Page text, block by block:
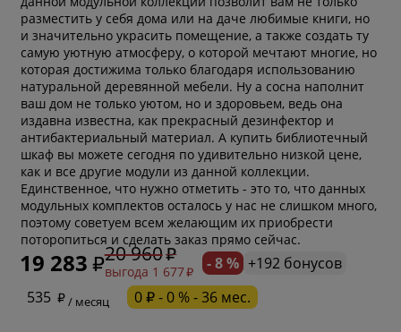
разместить у себя дома или на даче любимые книги, но
и значительно украсить помещение, а также создать ту
самую уютную атмосферу, о которой мечтают многие, но
которая достижима только благодаря использованию
натуральной деревянной мебели. Ну а сосна наполнит
ваш дом не только уютом, но и здоровьем, ведь она
издавна известна, как прекрасный дезинфектор и
антибактериальный материал. А купить библиотечный
шкаф вы можете сегодня по удивительно низкой цене,
как и все другие модули из данной коллекции.
Единственное, что нужно отметить - это то, что данных
модульных комплектов осталось у нас не слишком много,
поэтому советуем всем желающим их приобрести
поторопиться и сделать заказ прямо сейчас.
19 283 20 960
выгода 1 677 - 8 % +192 бонусов
535
/ месяц 0 ₽ - 0 % - 36 мес.
* обязательное поле
* необязательное поле